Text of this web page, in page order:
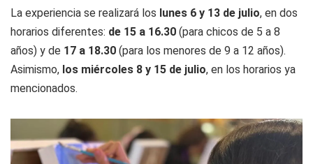
La experiencia se realizará los lunes 6 y 13 de julio, en dos
horarios diferentes: de 15 a 16.30 (para chicos de 5 a 8
años) y de 17 a 18.30 (para los menores de 9 a 12 años).
Asimismo, los miércoles 8 y 15 de julio, en los horarios ya
mencionados.